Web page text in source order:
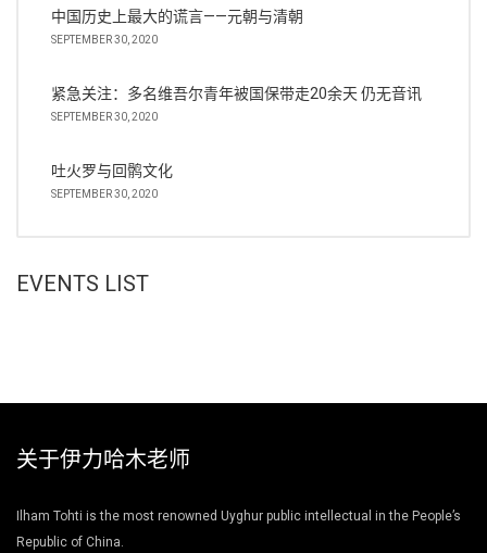
中国历史上最大的谎言——元朝与清朝
SEPTEMBER 30, 2020
紧急关注：多名维吾尔青年被国保带走20余天 仍无音讯
SEPTEMBER 30, 2020
吐火罗与回鹘文化
SEPTEMBER 30, 2020
EVENTS LIST
关于伊力哈木老师
Ilham Tohti is the most renowned Uyghur public intellectual in the People’s
Republic of China.